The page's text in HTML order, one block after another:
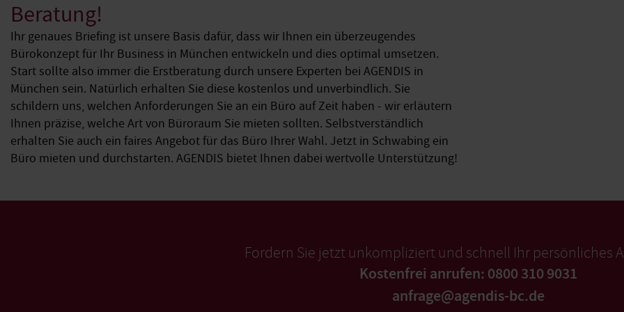
Beratung!
Ihr genaues Briefing ist unsere Basis dafür, dass wir Ihnen ein überzeugendes
Bürokonzept für Ihr Business in München entwickeln und dies optimal umsetzen.
Start sollte also immer die Erstberatung durch unsere Experten bei AGENDIS in
München sein. Natürlich erhalten Sie diese kostenlos und unverbindlich. Sie
schildern uns, welchen Anforderungen Sie an ein Büro auf Zeit haben - wir erläutern
Ihnen präzise, welche Art von Büroraum Sie mieten sollten. Selbstverständlich
erhalten Sie auch ein faires Angebot für das Büro Ihrer Wahl. Jetzt in Schwabing ein
Büro mieten und durchstarten. AGENDIS bietet Ihnen dabei wertvolle Unterstützung!
Fordern Sie jetzt unkompliziert und schnell Ihr persönliches
Kostenfrei anrufen: 0800 310 9031
anfrage@agendis-bc.de